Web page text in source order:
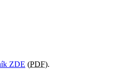
ZDE (PDF).